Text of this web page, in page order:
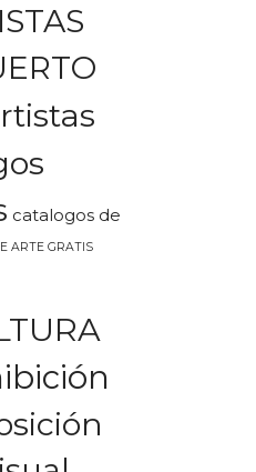
catalogos de
ARTE GRATIS